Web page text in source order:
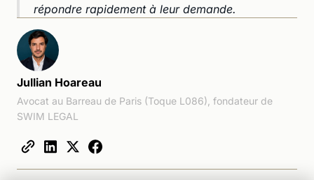
répondre rapidement à leur demande.
Jullian Hoareau
Avocat au Barreau de Paris (Toque L086), fondateur de
SWIM LEGAL